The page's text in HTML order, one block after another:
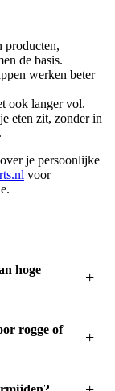
producten,
de basis.
werken beter
ook langer vol.
eten zit, zonder in
je persoonlijke
voor
hoge
rogge of